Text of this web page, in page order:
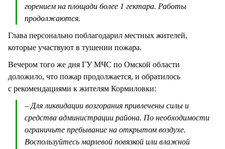
горением на площади более 1 гектара. Работы
продолжаются.
Глава персонально поблагодарил местных жителей,
которые участвуют в тушении пожара.
Вечером того же дня ГУ МЧС по Омской области
доложило, что пожар продолжается, и обратилось
с рекомендациями к жителям Кормиловки:
– Для ликвидации возгорания привлечены силы и
средства администрации района. По необходимости
ограничьте пребывание на открытом воздухе.
Воспользуйтесь марлевой повязкой или влажной